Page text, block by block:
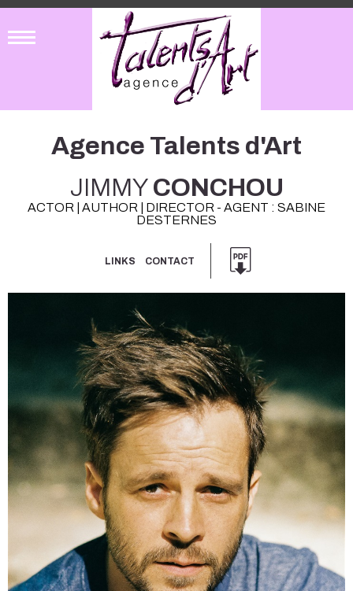
Agence Talents d'Art
JIMMYCONCHOU
ACTOR | AUTHOR | DIRECTOR - AGENT : SABINE
DESTERNES
LINKS CONTACT